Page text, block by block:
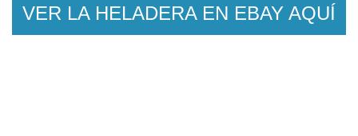
VER LA HELADERA EN EBAY AQUÍ